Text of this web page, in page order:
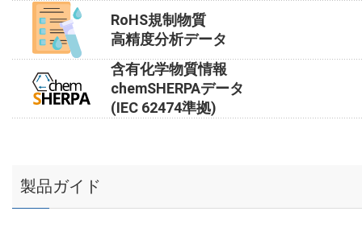
RoHS規制物質
高精度分析データ
含有化学物質情報
chemSHERPAデータ
(IEC 62474準拠)
製品ガイド